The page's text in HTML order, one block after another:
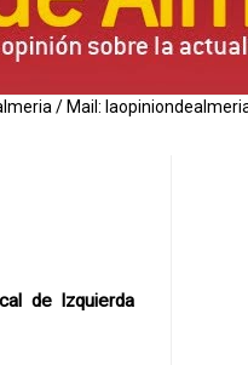
/ Mail:
de Izquierda